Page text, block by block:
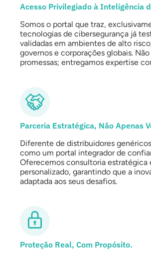
Acesso Privilegiado à Inteligência
Somos o portal que traz,
tecnologias de cibersegurança já
validadas em ambientes de alto
governos e corporações globais.
promessas; entregamos expertise
Parceria Estratégica, Não Apenas
Diferente de distribuidores
como um portal integrador de
Oferecemos consultoria estratégica
personalizado, garantindo que a
adaptada aos seus desafios.
Proteção Real, Com Propósito.